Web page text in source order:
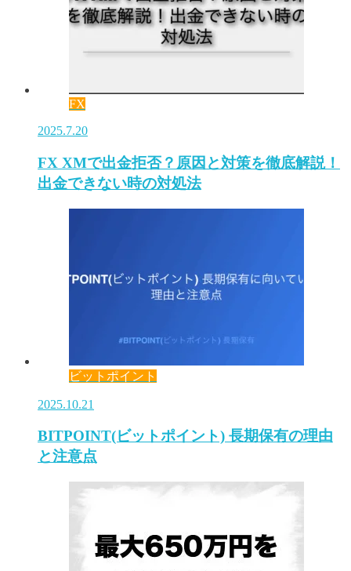
FX
2025.7.20
FX XMで出金拒否？原因と対策を徹底解説！
出金できない時の対処法
ビットポイント
2025.10.21
BITPOINT(ビットポイント) 長期保有の理由
と注意点